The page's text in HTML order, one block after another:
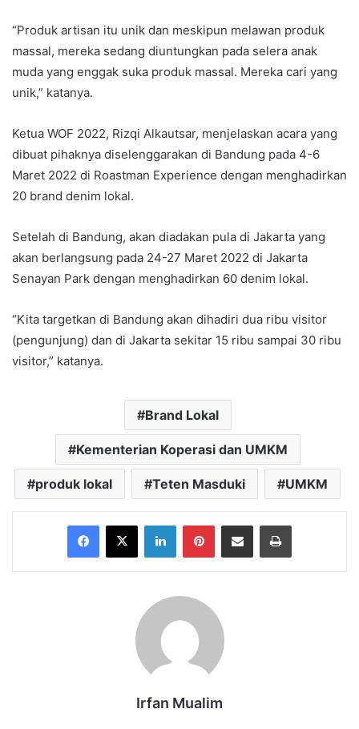
“Produk artisan itu unik dan meskipun melawan produk
massal, mereka sedang diuntungkan pada selera anak
muda yang enggak suka produk massal. Mereka cari yang
unik,” katanya.
Ketua WOF 2022, Rizqi Alkautsar, menjelaskan acara yang
dibuat pihaknya diselenggarakan di Bandung pada 4-6
Maret 2022 di Roastman Experience dengan menghadirkan
20 brand denim lokal.
Setelah di Bandung, akan diadakan pula di Jakarta yang
akan berlangsung pada 24-27 Maret 2022 di Jakarta
Senayan Park dengan menghadirkan 60 denim lokal.
“Kita targetkan di Bandung akan dihadiri dua ribu visitor
(pengunjung) dan di Jakarta sekitar 15 ribu sampai 30 ribu
visitor,” katanya.
Brand Lokal
Kementerian Koperasi dan UMKM
produk lokal Teten Masduki UMKM
Facebook
X LinkedInPinterestShare via Email Print
Irfan Mualim